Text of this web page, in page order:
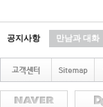
공지사항 만남과 대화